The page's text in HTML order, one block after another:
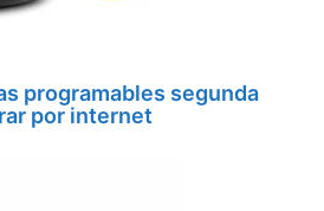
programables segunda
por internet